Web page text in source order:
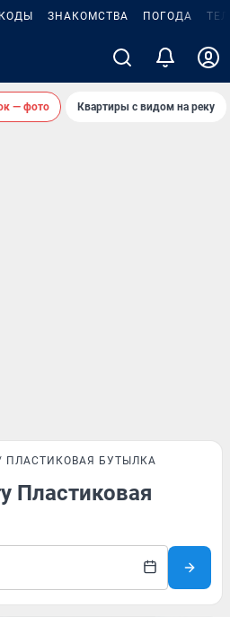
ЗНАКОМСТВА ПОГОДА
— фото Квартиры с видом на реку
ПЛАСТИКОВАЯ БУТЫЛКА
Пластиковая